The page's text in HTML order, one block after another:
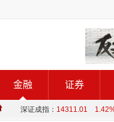
金融 证券